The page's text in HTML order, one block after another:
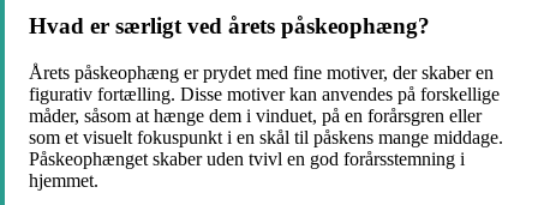
Hvad er særligt ved årets påskeophæng?
Årets påskeophæng er prydet med fine motiver, der skaber en
figurativ fortælling. Disse motiver kan anvendes på forskellige
måder, såsom at hænge dem i vinduet, på en forårsgren eller
som et visuelt fokuspunkt i en skål til påskens mange middage.
Påskeophænget skaber uden tvivl en god forårsstemning i
hjemmet.